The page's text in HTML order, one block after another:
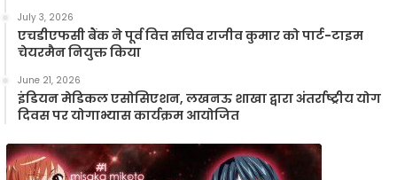
July 3, 2026
एचडीएफसी बैंक ने पूर्व वित्त सचिव राजीव कुमार को पार्ट-टाइम
चेयरमैन नियुक्त किया
June 21, 2026
इंडियन मेडिकल एसोसिएशन, लखनऊ शाखा द्वारा अंतर्राष्ट्रीय योग
दिवस पर योगाभ्यास कार्यक्रम आयोजित